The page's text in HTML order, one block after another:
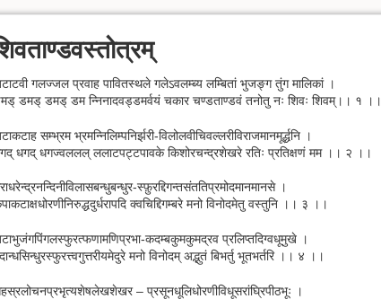
गलज्जल प्रवाह पावितस्थले गलेऽवलम्ब्य लम्बितां भुजङ्ग तुंग मालिकां ।
डमड् डमड् डम न्निनादवड्डमर्वयं चकार चण्डताण्डवं तनोतु नः शिवः शिवम्।। १ ।।
सम्भ्रम भ्रमन्निलिम्पनिर्झरी-विलोलवीचिवल्लरीविराजमानमूर्द्धनि ।
धगद् धगज्वललल् ललाटपट्टपावके किशोरचन्द्रशेखरे रतिः प्रतिक्षणं मम ।। २ ।।
स्फ़ुरद्दिगन्तसंततिप्रमोदमानमानसे ।
क्वचिद्दिगम्बरे मनो विनोदमेतु वस्तुनि ।। ३ ।।
कदम्बकुमकुमद्रव प्रलिप्तदिग्वधूमुखे ।
मनो विनोदम् अद्भुतं बिभर्तु भूतभर्तरि ।। ४ ।।
– प्रसूनधूलिधोरणीविधूसरांघ्रिपीठभूः ।